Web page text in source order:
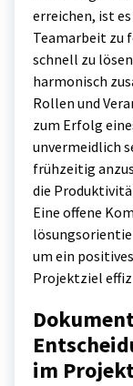
erreichen, ist
Teamarbeit zu
schnell zu
harmonisch
Rollen und
zum Erfolg
unvermeidlich
frühzeitig
die
Eine offene
um ein
Projektziel
im